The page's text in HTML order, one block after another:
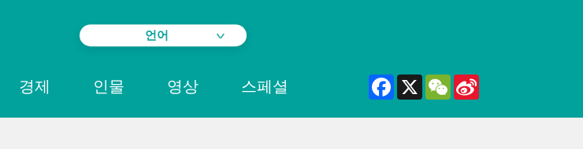
경제 인물 영상 스페셜 Facebook
X WeChat
언어